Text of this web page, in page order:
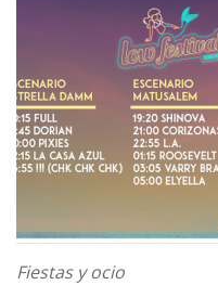
Fiestas y ocio